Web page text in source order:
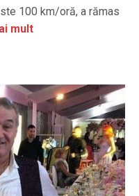
100 km/oră, a rămas
mult